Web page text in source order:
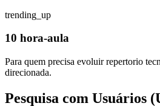
trending_up
10 hora-aula
Para quem precisa evoluir repertorio
direcionada.
Pesquisa com Usuários